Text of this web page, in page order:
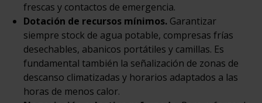
frescas y contactos de emergencia.
Dotación de recursos mínimos. Garantizar
siempre stock de agua potable, compresas frías
desechables, abanicos portátiles y camillas. Es
fundamental también la señalización de zonas de
descanso climatizadas y horarios adaptados a las
horas de menos calor.